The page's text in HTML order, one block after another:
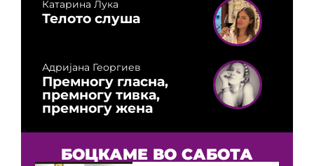
Катарина Лука
Телото слуша
Адријана Георгиев
Премногу гласна,
премногу тивка,
премногу жена
БОЦКАМЕ ВО САБОТА